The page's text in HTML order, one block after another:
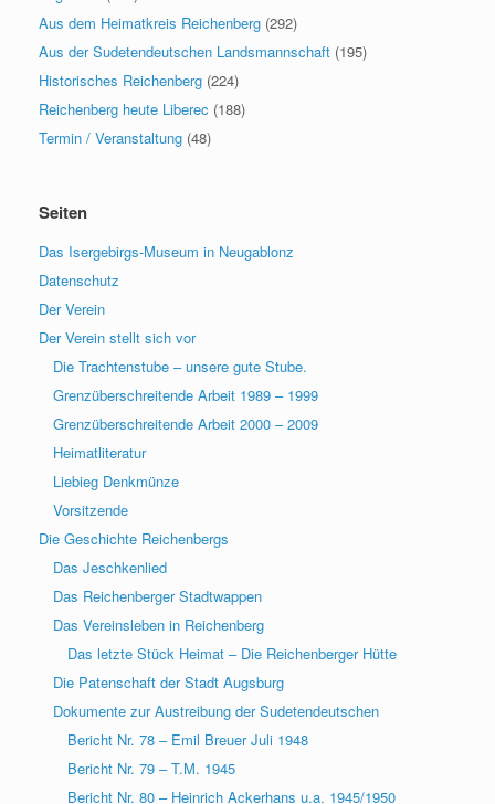
Aus dem Heimatkreis Reichenberg (292)
Aus der Sudetendeutschen Landsmannschaft (195)
Historisches Reichenberg (224)
Reichenberg heute Liberec (188)
Termin / Veranstaltung (48)
Seiten
Das Isergebirgs-Museum in Neugablonz
Datenschutz
Der Verein
Der Verein stellt sich vor
Die Trachtenstube – unsere gute Stube.
Grenzüberschreitende Arbeit 1989 – 1999
Grenzüberschreitende Arbeit 2000 – 2009
Heimatliteratur
Liebieg Denkmünze
Vorsitzende
Die Geschichte Reichenbergs
Das Jeschkenlied
Das Reichenberger Stadtwappen
Das Vereinsleben in Reichenberg
Das letzte Stück Heimat – Die Reichenberger Hütte
Die Patenschaft der Stadt Augsburg
Dokumente zur Austreibung der Sudetendeutschen
Bericht Nr. 78 – Emil Breuer Juli 1948
Bericht Nr. 79 – T.M. 1945
Bericht Nr. 80 – Heinrich Ackerhans u.a. 1945/1950